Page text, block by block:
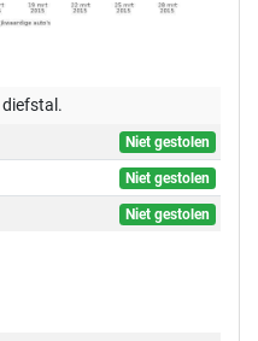
diefstal.
Niet gestolen
Niet gestolen
Niet gestolen